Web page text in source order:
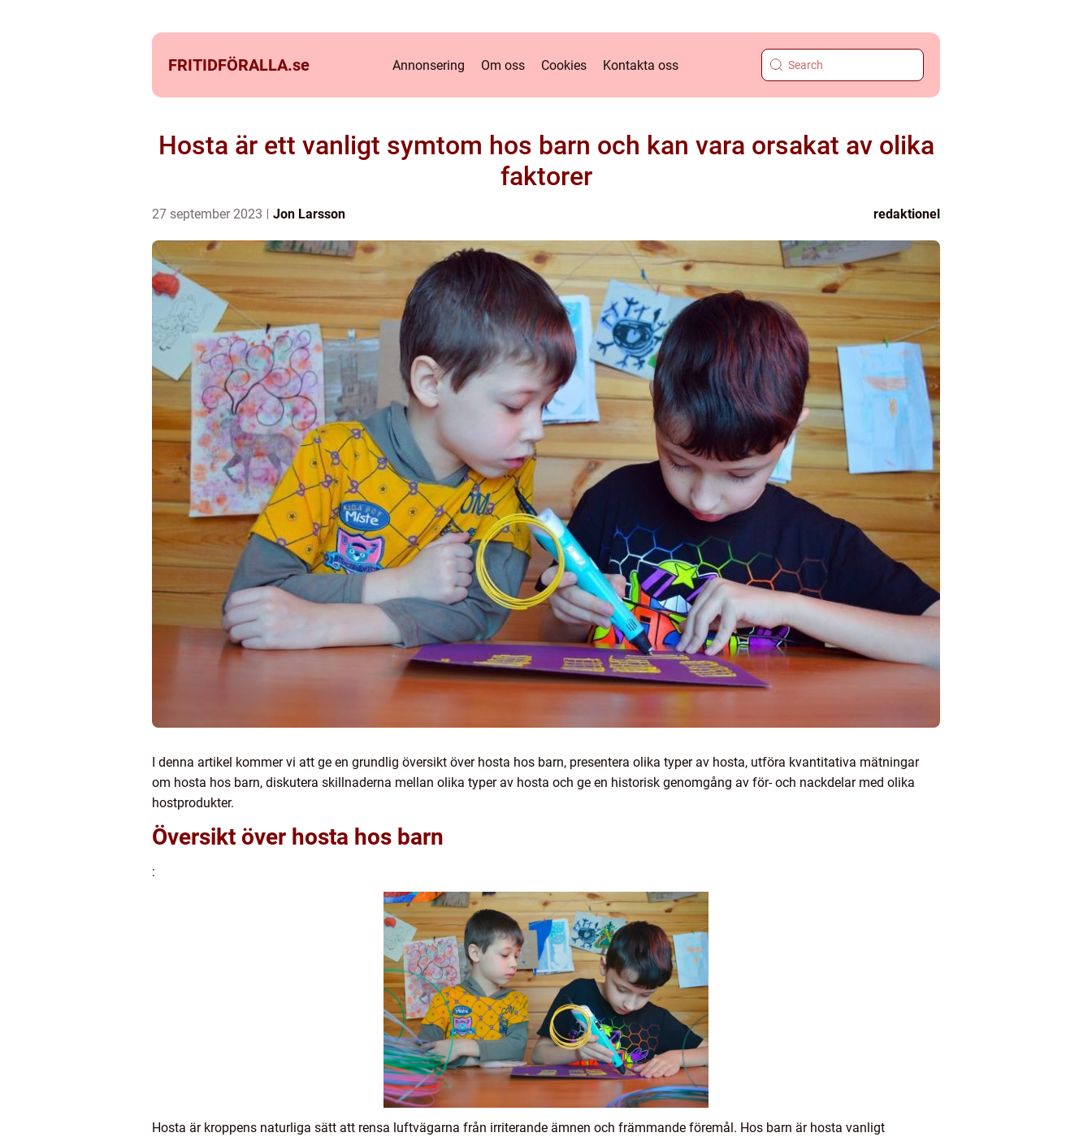
FRITIDFÖRALLA.se Annonsering Om oss Cookies Kontakta oss
Hosta är ett vanligt symtom hos barn och kan vara orsakat av olika
faktorer
27 september 2023 Jon Larsson redaktionel
I denna artikel kommer vi att ge en grundlig översikt över hosta hos barn, presentera olika typer av hosta, utföra kvantitativa mätningar
om hosta hos barn, diskutera skillnaderna mellan olika typer av hosta och ge en historisk genomgång av för- och nackdelar med olika
hostprodukter.
Översikt över hosta hos barn
:
Hosta är kroppens naturliga sätt att rensa luftvägarna från irriterande ämnen och främmande föremål. Hos barn är hosta vanligt